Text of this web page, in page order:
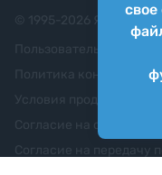
свое
Яркий
Пользовательское
Политика
Согласие на
Согласие на передачу